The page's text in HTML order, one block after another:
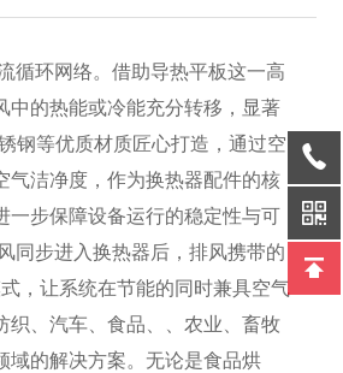
循环网络。借助导热平板这一高
中的热能或冷能充分转移，显著
钢等优质材质匠心打造，通过空
气洁净度，作为换热器配件的核
一步保障设备运行的稳定性与可
同步进入换热器后，排风携带的
，让系统在节能的同时兼具空气
织、汽车、食品、、农业、畜牧
域的解决方案。无论是食品烘